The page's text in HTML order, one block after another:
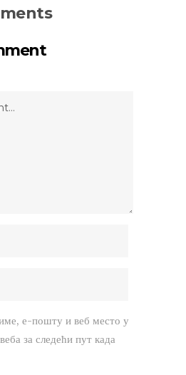
е-пошту и веб место у
за следећи пут када